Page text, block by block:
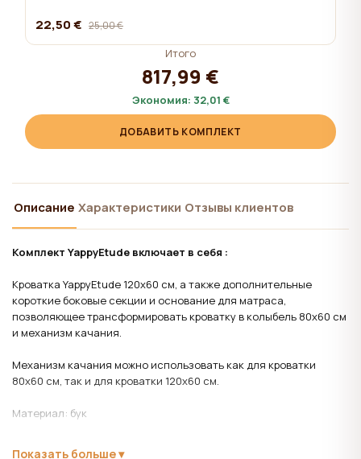
22,50 € 25,00 €
Итого
817,99 €
Экономия: 32,01 €
ДОБАВИТЬ КОМПЛЕКТ
Описание Характеристики Отзывы клиентов
Комплект YappyEtude включает в себя :
Кроватка YappyEtude 120x60 см, а также дополнительные
короткие боковые секции и основание для матраса,
позволяющее трансформировать кроватку в колыбель 80x60 см
и механизм качания.
Механизм качания можно использовать как для кроватки
80x60 см, так и для кроватки 120x60 см.
Материал: бук
Показать больше